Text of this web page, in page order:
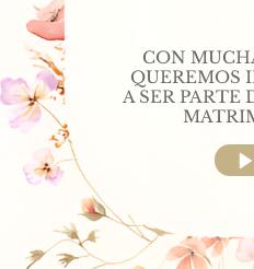
CON
QUEREMOS
A SER PARTE